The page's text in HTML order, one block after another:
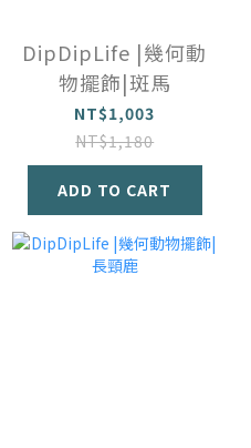
DipDipLife |幾何動
物擺飾|斑馬
NT$1,003
NT$1,180
ADD TO CART